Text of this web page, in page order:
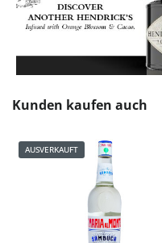
Produktgalerie überspringen
Kunden kaufen auch
AUSVERKAUFT